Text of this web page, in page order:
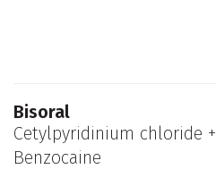
Bisoral
Cetylpyridinium chloride +
Benzocaine